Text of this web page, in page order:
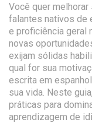
Você quer
falantes nativos de
e proficiência geral
novas
exijam sólidas
qual for sua
escrita em
sua vida. Neste
práticas para
aprendizagem de